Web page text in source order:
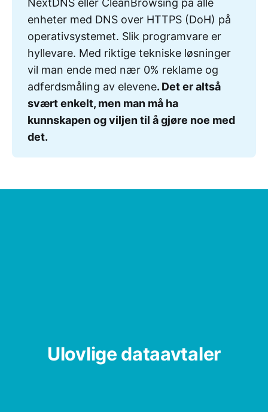
NextDNS eller CleanBrowsing på alle
enheter med DNS over HTTPS (DoH) på
operativsystemet. Slik programvare er
hyllevare. Med riktige tekniske løsninger
vil man ende med nær 0% reklame og
adferdsmåling av elevene. Det er altså
svært enkelt, men man må ha
kunnskapen og viljen til å gjøre noe med
det.
Ulovlige dataavtaler